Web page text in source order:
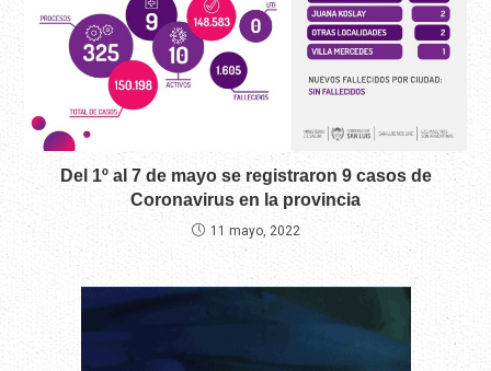
Del 1º al 7 de mayo se registraron 9 casos de
Coronavirus en la provincia
11 mayo, 2022